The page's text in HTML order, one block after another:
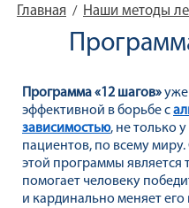
Главная / Наши методы
Программа «12 шагов»уже
эффективной в борьбе с
зависимостью, не только
пациентов, по всему
этой программы является
помогает человеку
и кардинально меняет его